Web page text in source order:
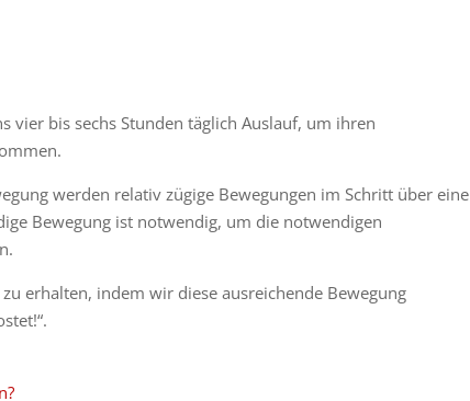
vier bis sechs Stunden täglich Auslauf, um ihren
werden relativ zügige Bewegungen im Schritt über eine
Bewegung ist notwendig, um die notwendigen
zu erhalten, indem wir diese ausreichende Bewegung